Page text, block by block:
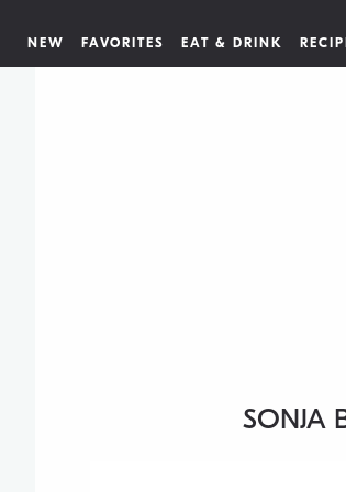
NEW FAVORITES EAT & DRINK
SONJA